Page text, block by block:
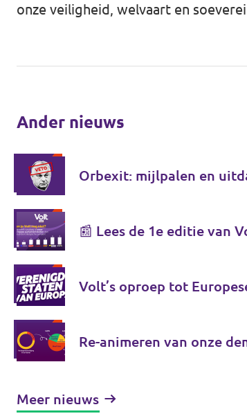
onze veiligheid, welvaart en
Ander nieuws
Orbexit: mijlpalen en
📰 Lees de 1e editie van
Volt’s oproep tot
Re-animeren van onze
Meer nieuws